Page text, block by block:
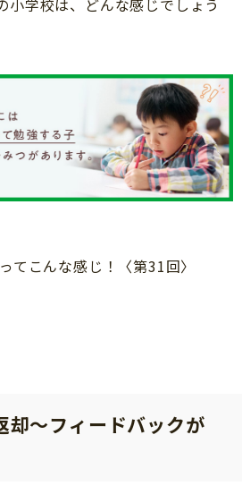
小学校は、どんな感じでしょう
てこんな感じ！〈第31回〉
却～フィードバックが